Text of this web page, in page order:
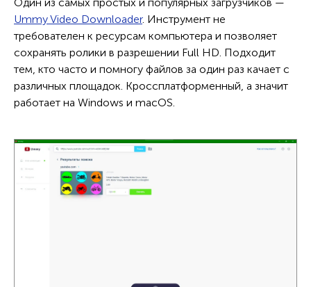
Один из самых простых и популярных загрузчиков —
Ummy Video Downloader. Инструмент не
требователен к ресурсам компьютера и позволяет
сохранять ролики в разрешении Full HD. Подходит
тем, кто часто и помногу файлов за один раз качает с
различных площадок. Кроссплатформенный, а значит
работает на Windows и macOS.